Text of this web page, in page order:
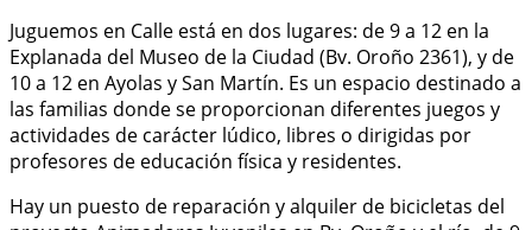
Juguemos en Calle está en dos lugares: de 9 a 12 en la
Explanada del Museo de la Ciudad (Bv. Oroño 2361), y de
10 a 12 en Ayolas y San Martín. Es un espacio destinado a
las familias donde se proporcionan diferentes juegos y
actividades de carácter lúdico, libres o dirigidas por
profesores de educación física y residentes.
Hay un puesto de reparación y alquiler de bicicletas del